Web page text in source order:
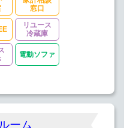
窓口
リユース
冷蔵庫
電動ソファ
ーム